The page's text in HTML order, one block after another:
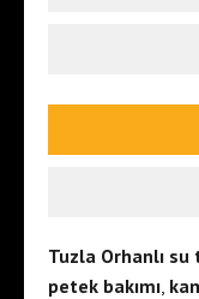
Tuzla Orhanlı su
petek bakımı